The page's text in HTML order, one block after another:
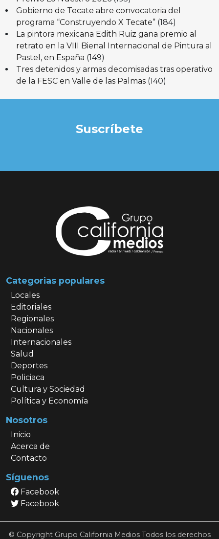
Gobierno de Tecate abre convocatoria del
programa “Construyendo X Tecate” (184)
La pintora mexicana Edith Ruiz gana premio al
retrato en la VIII Bienal Internacional de Pintura al
Pastel, en España (149)
Tres detenidos y armas decomisadas tras operativo
de la FESC en Valle de las Palmas (140)
Suscríbete
Categorias populares
Locales
Editoriales
Regionales
Nacionales
Internacionales
Salud
Deportes
Policiaca
Cultura y Sociedad
Política y Economía
Nosotros
Inicio
Acerca de
Contacto
Síguenos
Facebook
Facebook
© Copyright Grupo California Medios Todos los derechos